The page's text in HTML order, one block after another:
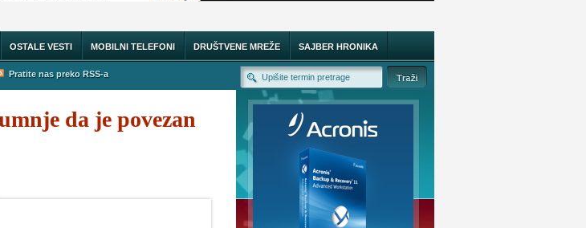
OSTALE VESTI MOBILNI TELEFONI DRUŠTVENE MREŽE SAJBER HRONIKA
Pratite nas preko RSS-a
da je povezan